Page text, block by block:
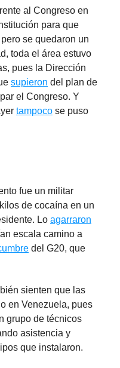
al Congreso en
para que
se quedaron un
toda el área estuvo
pues la Dirección
supieron del plan de
el Congreso. Y
tampoco se puso
fue un militar
de cocaína en un
Lo agarraron
escala camino a
del G20, que
sienten que las
en Venezuela, pues
grupo de técnicos
asistencia y
que instalaron.